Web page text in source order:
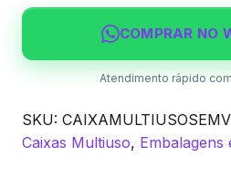
sem
Antigordura
20x21x3,8cm
COMPRAR NO
Atendimento rápido
SKU:
Caixas Multiuso, Embalagens